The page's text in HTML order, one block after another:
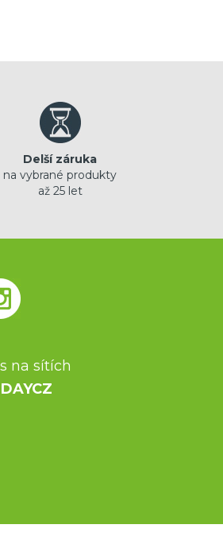
Delší záruka
na vybrané produkty
až 25 let
na sítích